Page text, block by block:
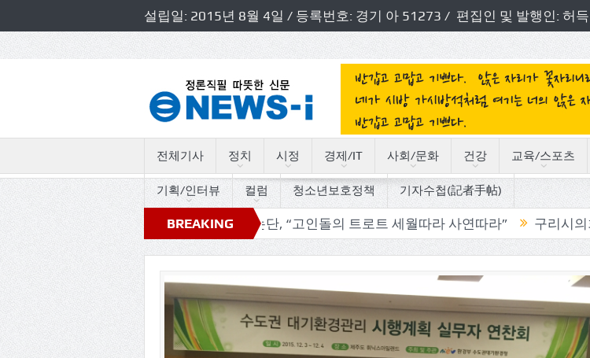
설립일: 2015년 8월 4일 / 등록번호: 경기 아 51273 / 편집인 및 발행인: 허
전체기사 정치 시정 경제/IT 사회/문화 건강 교육/스포츠
기획/인터뷰 컬럼 청소년보호정책 기자수첩(記者手帖)
BREAKING
NEWS
방정책간담회 개최 독자논단, “고인돌의 트로트 세월따라 사연따라” 구리시의회, 기관단체